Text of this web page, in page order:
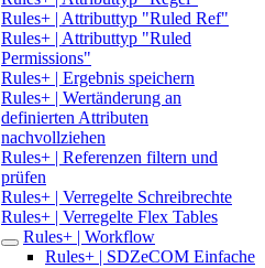
Rules+ | Attributtyp "Ruled Ref"
Rules+ | Attributtyp "Ruled
Permissions"
Rules+ | Ergebnis speichern
Rules+ | Wertänderung an
definierten Attributen
nachvollziehen
Rules+ | Referenzen filtern und
prüfen
Rules+ | Verregelte Schreibrechte
Rules+ | Verregelte Flex Tables
Rules+ | Workflow
Rules+ | SDZeCOM Einfache